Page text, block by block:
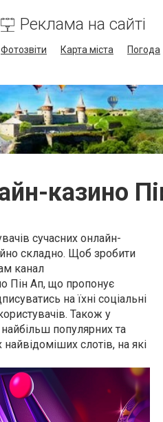
Реклама на сайті
Фотозвіти Карта міста
Погода
казино
сучасних онлайн-
складно. Щоб зробити
канал
Пін Ап, що пропонує
на їхні соціальні
Також у
популярних та
слотів, на які